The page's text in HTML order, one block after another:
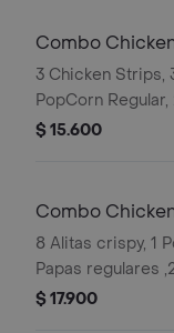
Combo
Salsa
3 Chicken Strips,
PopCorn
gaseosa en lata, 1
$ 15.600
Combo
Salsa
8 Alitas crispy, 1
Papas regulares
salsa bucket a
$ 17.900